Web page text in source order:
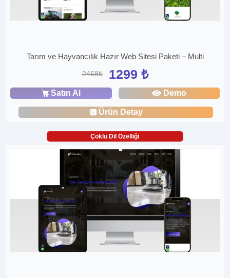
Tarım ve Hayvancılık Hazır Web Sitesi Paketi – Multi
2468₺ 1299 ₺
Satın Al Demo
Ürün Detay
Çoklu Dil Özelliği